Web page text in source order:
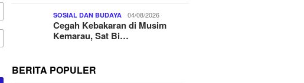
SOSIAL DAN BUDAYA 04/08/2026
Cegah Kebakaran di Musim
Kemarau, Sat Bi…
BERITA POPULER